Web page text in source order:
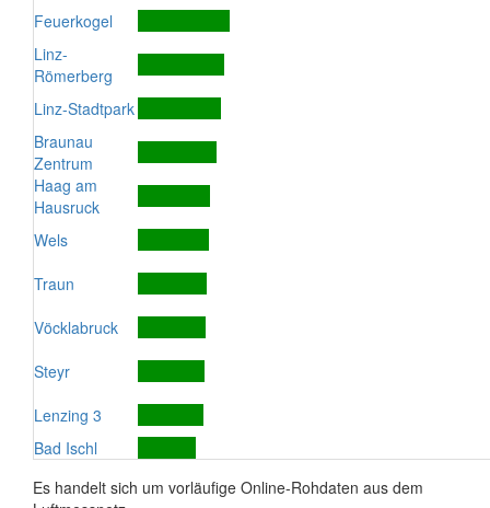
Feuerkogel
Linz-
Römerberg
Linz-Stadtpark
Braunau
Zentrum
Haag am
Hausruck
Wels
Traun
Vöcklabruck
Steyr
Lenzing 3
Bad Ischl
Es handelt sich um vorläufige Online-Rohdaten aus dem